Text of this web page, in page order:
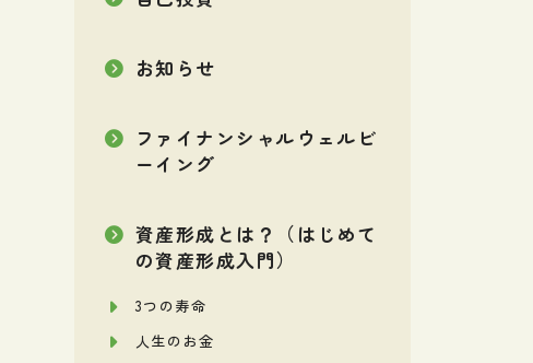
お知らせ
ファイナンシャルウェルビ
ーイング
資産形成とは？（はじめて
の資産形成入門）
3つの寿命
人生のお金